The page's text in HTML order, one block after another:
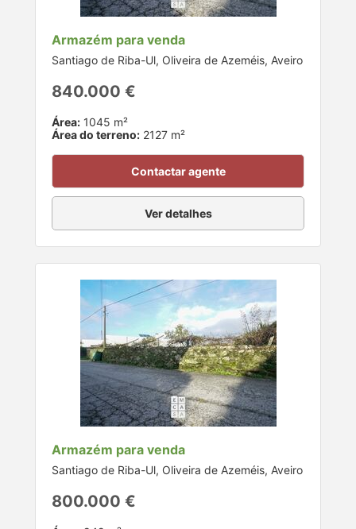
Armazém para venda
Santiago de Riba-Ul, Oliveira de Azeméis, Aveiro
840.000 €
Área: 1045 m²
Área do terreno: 2127 m²
Contactar agente
Ver detalhes
Armazém para venda
Santiago de Riba-Ul, Oliveira de Azeméis, Aveiro
800.000 €